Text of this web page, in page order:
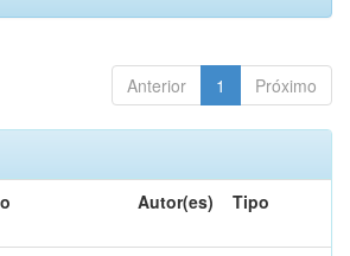
Anterior 1 Próximo
Autor(es) Tipo